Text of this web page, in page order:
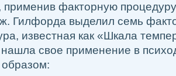
применив факторную
Гилфорда выделил семь
известная как «Шкала
свое применение в